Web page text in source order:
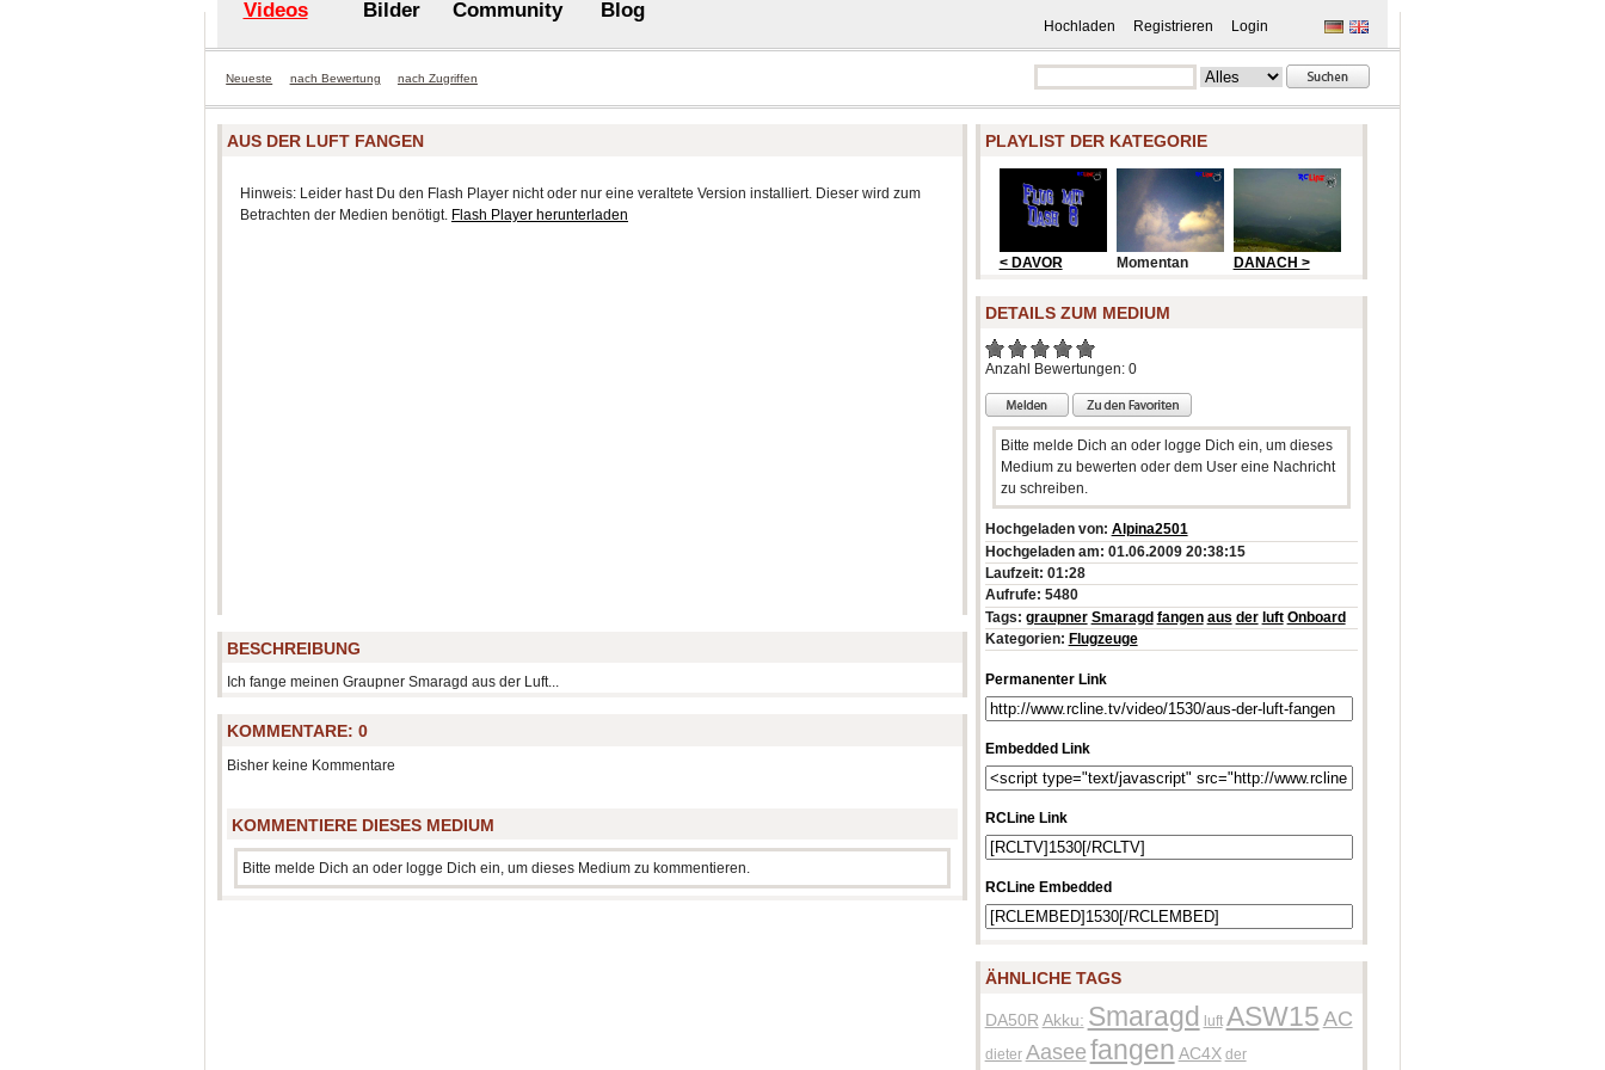
Hochladen Registrieren Login
Videos Bilder Community Blog
Neueste nach Bewertung nach Zugriffen
AUS DER LUFT FANGEN
Hinweis: Leider hast Du den Flash Player nicht oder nur eine veraltete Version installiert. Dieser wird zum
Betrachten der Medien benötigt. Flash Player herunterladen
BESCHREIBUNG
Ich fange meinen Graupner Smaragd aus der Luft...
KOMMENTARE:0
Bisher keine Kommentare
KOMMENTIERE DIESES MEDIUM
Bitte melde Dich an oder logge Dich ein, um dieses Medium zu kommentieren.
PLAYLIST DER KATEGORIE
< DAVOR Momentan DANACH >
DETAILS ZUM MEDIUM
Anzahl Bewertungen: 0
Bitte melde Dich an oder logge Dich ein, um dieses
Medium zu bewerten oder dem User eine Nachricht
zu schreiben.
Hochgeladen von: Alpina2501
Hochgeladen am: 01.06.2009 20:38:15
Laufzeit: 01:28
Aufrufe: 5480
Tags: graupner Smaragd fangen aus der luft Onboard
Kategorien: Flugzeuge
Permanenter Link
Embedded Link
RCLine Link
RCLine Embedded
ÄHNLICHE TAGS
DA50R Akku: Smaragd luft ASW15 AC
dieter Aasee fangen AC4X der